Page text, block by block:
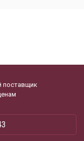
поставщик